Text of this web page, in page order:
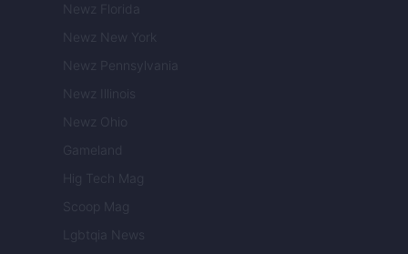
Newz Florida
Newz New York
Newz Pennsylvania
Newz Illinois
Newz Ohio
Gameland
Hig Tech Mag
Scoop Mag
Lgbtqia News